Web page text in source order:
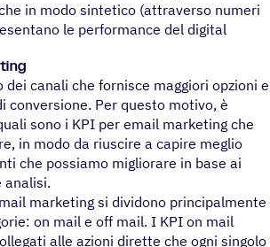
in modo sintetico (attraverso numeri
le performance del digital
dei canali che fornisce maggiori opzioni e
conversione. Per questo motivo, è
sono i KPI per email marketing che
in modo da riuscire a capire meglio
che possiamo migliorare in base ai
analisi.
marketing si dividono principalmente
on mail e off mail. I KPI on mail
alle azioni dirette che ogni singolo